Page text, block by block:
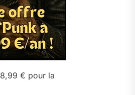
8,99 € pour la